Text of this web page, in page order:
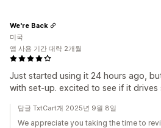
Just started using it 24 hours ago,
with set-up. excited to see if it drives
We're Back
미국
앱 사용 기간 대략 2개월
답글 TxtCart개 2025년 9월 8일
We appreciate you taking the time to